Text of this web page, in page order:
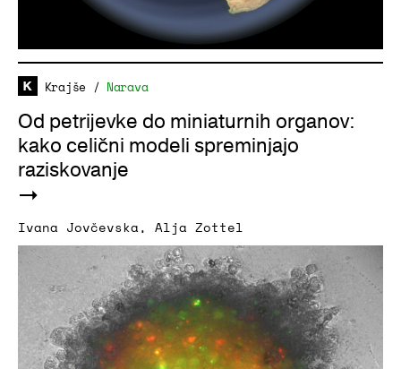
Krajše / Narava
Od petrijevke do miniaturnih organov:
kako celični modeli spreminjajo
raziskovanje
Ivana Jovčevska, Alja Zottel